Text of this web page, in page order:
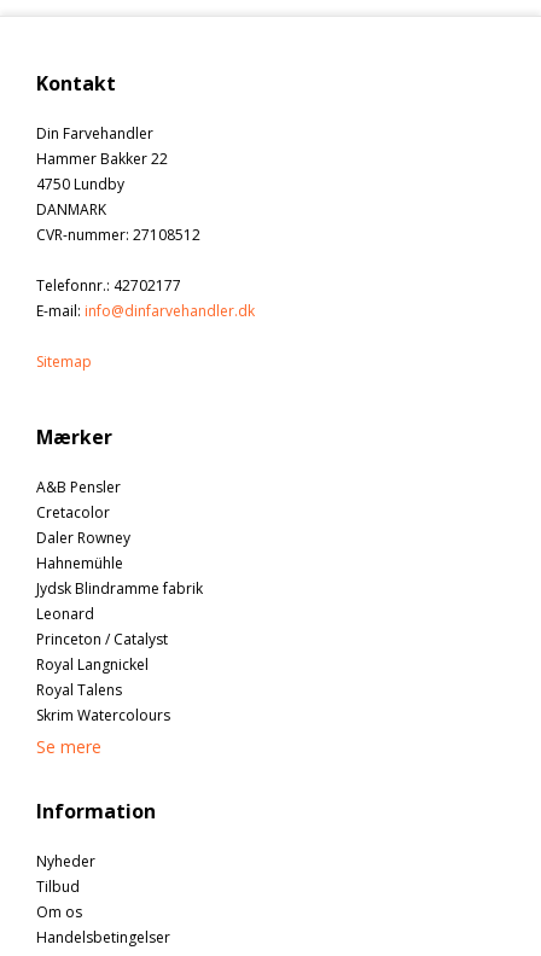
Kontakt
Din Farvehandler
Hammer Bakker 22
4750 Lundby
DANMARK
CVR-nummer: 27108512
Telefonnr.: 42702177
E-mail: info@dinfarvehandler.dk
Sitemap
Mærker
A&B Pensler
Cretacolor
Daler Rowney
Hahnemühle
Jydsk Blindramme fabrik
Leonard
Princeton / Catalyst
Royal Langnickel
Royal Talens
Skrim Watercolours
Se mere
Information
Nyheder
Tilbud
Om os
Handelsbetingelser